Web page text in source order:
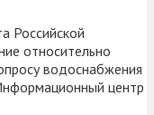
Российской
относительно
водоснабжения
центр